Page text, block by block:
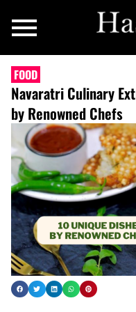
FOOD
Navaratri Culinary
by Renowned Chefs